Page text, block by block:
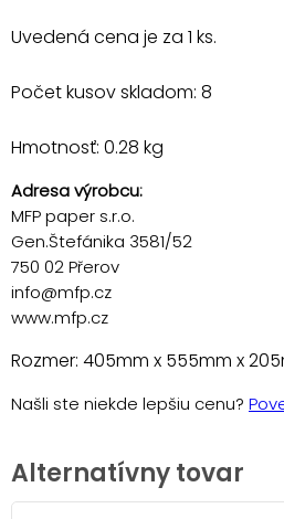
Uvedená cena je za 1 ks.
Počet kusov skladom: 8
Hmotnosť: 0.28 kg
Adresa výrobcu:
MFP paper s.r.o.
Gen.Štefánika 3581/52
750 02 Přerov
info@mfp.cz
www.mfp.cz
Rozmer: 405mm x 555mm x
Našli ste niekde lepšiu cenu?
Alternatívny tovar